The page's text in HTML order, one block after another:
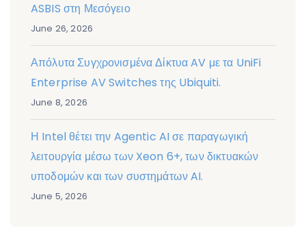
ASBIS στη Μεσόγειο
June 26, 2026
Απόλυτα Συγχρονισμένα Δίκτυα AV με τα UniFi
Enterprise AV Switches της Ubiquiti.
June 8, 2026
Η Intel θέτει την Agentic AI σε παραγωγική
λειτουργία μέσω των Xeon 6+, των δικτυακών
υποδομών και των συστημάτων AI.
June 5, 2026